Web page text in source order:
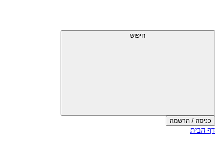
חיפוש
כניסה / הרשמה
דף הבית